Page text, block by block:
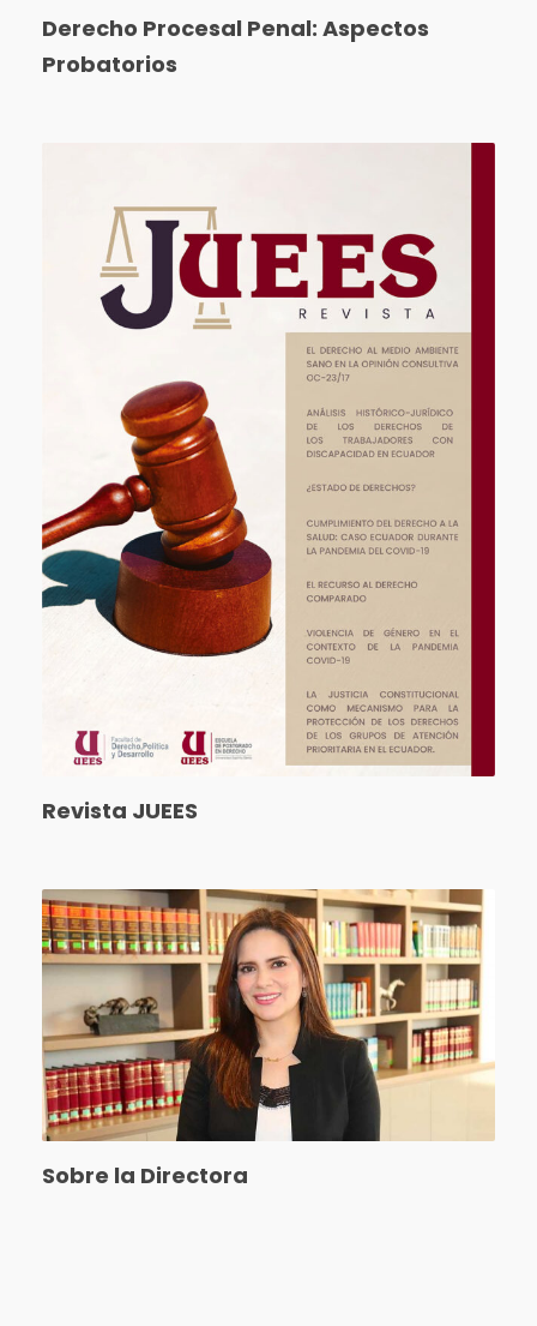
Derecho Procesal Penal: Aspectos
Probatorios
Revista JUEES
Sobre la Directora